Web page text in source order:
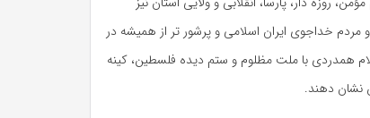
مردم خداجوی ایران اسلامی و پرشور تر از همیشه در
همدردی با ملت مظلوم و ستم دیده فلسطین، کینه
نشان دهند.